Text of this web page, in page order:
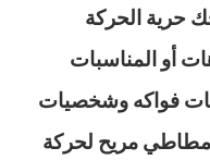
حرية الحركة
أو المناسبات
فواكه وشخصيات
مريح لحركة